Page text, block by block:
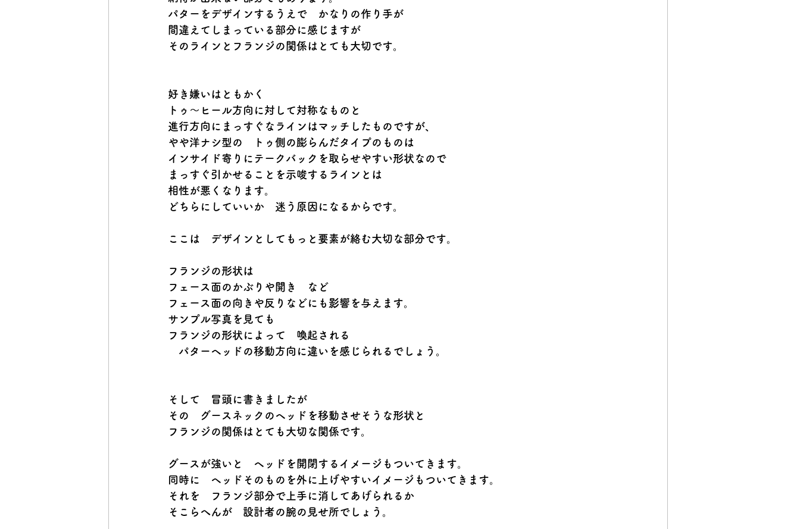
パターをデザインするうえで　かなりの作り手が
間違えてしまっている部分に感じますが
そのラインとフランジの関係はとても大切です。
好き嫌いはともかく
トゥ～ヒール方向に対して対称なものと
進行方向にまっすぐなラインはマッチしたものですが、
やや洋ナシ型の　トゥ側の膨らんだタイプのものは
インサイド寄りにテークバックを取らせやすい形状なので
まっすぐ引かせることを示唆するラインとは
相性が悪くなります。
どちらにしていいか　迷う原因になるからです。
ここは　デザインとしてもっと要素が絡む大切な部分です。
フランジの形状は
フェース面のかぶりや開き　など
フェース面の向きや反りなどにも影響を与えます。
サンプル写真を見ても
フランジの形状によって　喚起される
パターヘッドの移動方向に違いを感じられるでしょう。
そして　冒頭に書きましたが
その　グースネックのヘッドを移動させそうな形状と
フランジの関係はとても大切な関係です。
グースが強いと　ヘッドを開閉するイメージもついてきます。
同時に　ヘッドそのものを外に上げやすいイメージもついてきます。
それを　フランジ部分で上手に消してあげられるか
そこらへんが　設計者の腕の見せ所でしょう。